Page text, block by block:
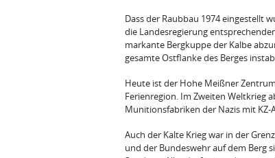
Dass der Raubbau 1974 eingestellt
die Landesregierung
markante Bergkuppe der Kalbe
gesamte Ostflanke des Berges
Heute ist der Hohe Meißner
Ferienregion. Im Zweiten Weltkrieg
Munitionsfabriken der Nazis mit
Auch der Kalte Krieg war in der
und der Bundeswehr auf dem Berg